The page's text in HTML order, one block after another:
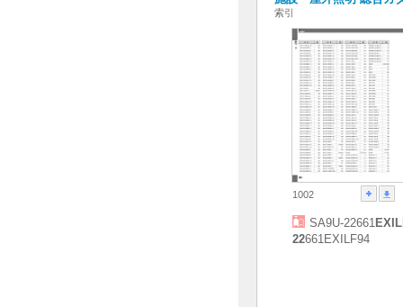
索引
1002
SA9U-22661
22661EXILF94